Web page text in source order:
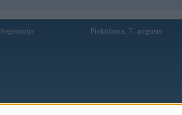
Reģistrācija Piektdiena, 7. augusts